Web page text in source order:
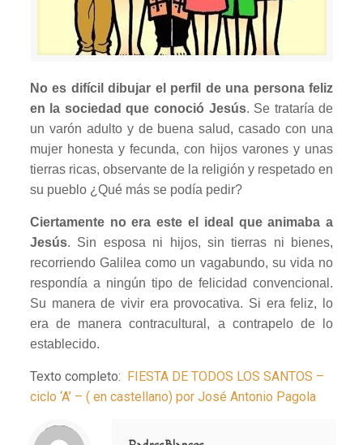
No es difícil dibujar el perfil de una persona feliz
en la sociedad que conoció Jesús. Se trataría de
un varón adulto y de buena salud, casado con una
mujer honesta y fecunda, con hijos varones y unas
tierras ricas, observante de la religión y respetado en
su pueblo ¿Qué más se podía pedir?
Ciertamente no era este el ideal que animaba a
Jesús. Sin esposa ni hijos, sin tierras ni bienes,
recorriendo Galilea como un vagabundo, su vida no
respondía a ningún tipo de felicidad convencional.
Su manera de vivir era provocativa. Si era feliz, lo
era de manera contracultural, a contrapelo de lo
establecido.
Texto completo: FIESTA DE TODOS LOS SANTOS –
ciclo ‘A’ – ( en castellano) por José Antonio Pagola
Notice
: Trying to access array offset on value of type null in
/home/misioner/public_html/padresblancos/themes/betheme/includes/content-single.php
on line
286